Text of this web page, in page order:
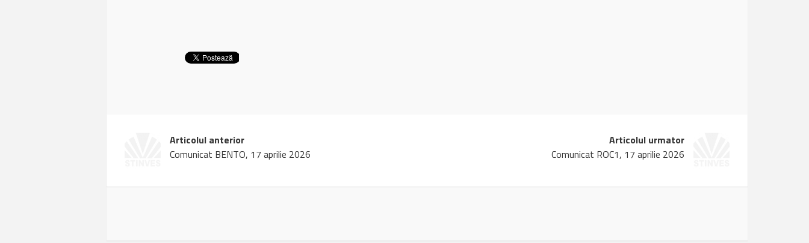
Articolul anterior
Comunicat BENTO, 17 aprilie 2026
Articolul urmator
Comunicat ROC1, 17 aprilie 2026